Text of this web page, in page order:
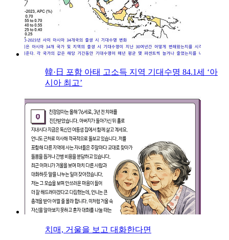
韓·日 포함 아태 고소득 지역 기대수명 84.1세 ‘아
시아 최고’
치매, 거울을 보고 대화한다면